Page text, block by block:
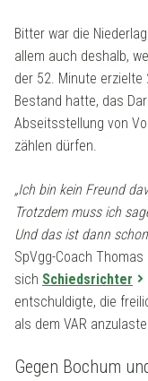
Bitter war die
allem auch deshalb,
der 52. Minute
Bestand hatte, das
Abseitsstellung von
zählen dürfen.
„Ich bin kein Freund
Trotzdem muss ich
Und das ist dann
SpVgg-Coach
sich Schiedsrichter
entschuldigte, die
als dem VAR
Gegen Bochum